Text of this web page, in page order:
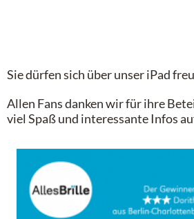
Sie dürfen sich über unser iPad
Allen Fans danken wir für ihre
viel Spaß und interessante Infos